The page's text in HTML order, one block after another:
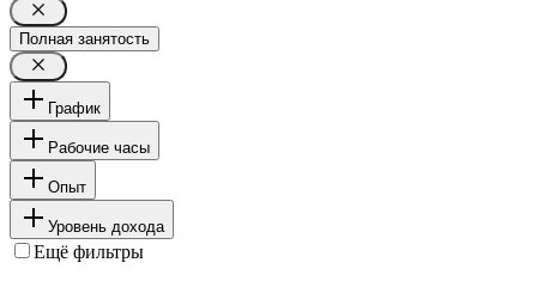
Полная занятость
График
Рабочие часы
Опыт
Уровень дохода
Ещё фильтры